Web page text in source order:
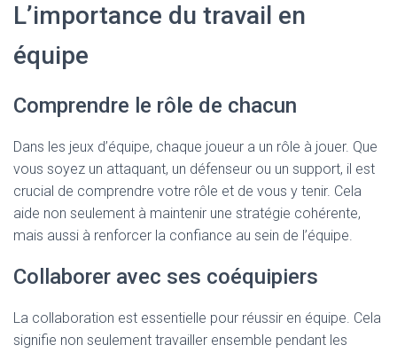
L’importance du travail en
équipe
Comprendre le rôle de chacun
Dans les jeux d’équipe, chaque joueur a un rôle à jouer. Que
vous soyez un attaquant, un défenseur ou un support, il est
crucial de comprendre votre rôle et de vous y tenir. Cela
aide non seulement à maintenir une stratégie cohérente,
mais aussi à renforcer la confiance au sein de l’équipe.
Collaborer avec ses coéquipiers
La collaboration est essentielle pour réussir en équipe. Cela
signifie non seulement travailler ensemble pendant les